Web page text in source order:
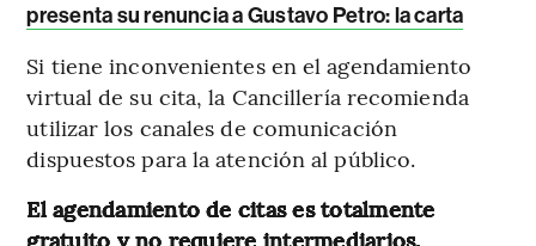
presenta su renuncia a Gustavo Petro: la carta
Si tiene inconvenientes en el agendamiento
virtual de su cita, la Cancillería recomienda
utilizar los canales de comunicación
dispuestos para la atención al público.
El agendamiento de citas es totalmente
gratuito y no requiere intermediarios.